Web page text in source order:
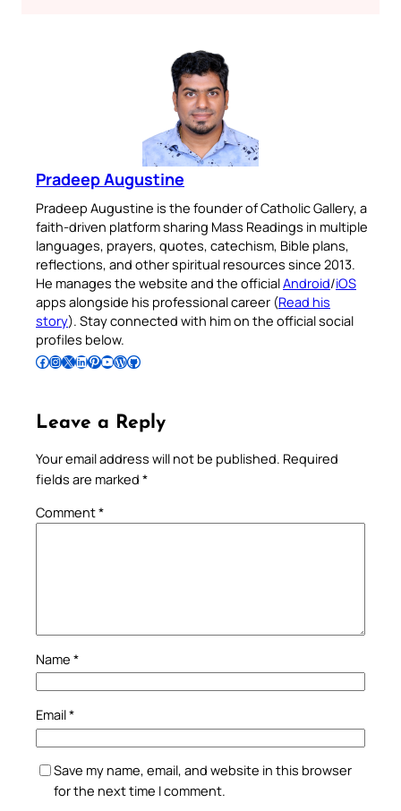
Pradeep Augustine
Pradeep Augustine is the founder of Catholic Gallery, a
faith-driven platform sharing Mass Readings in multiple
languages, prayers, quotes, catechism, Bible plans,
reflections, and other spiritual resources since 2013.
He manages the website and the officialAndroid/iOS
apps alongside his professional career (Read his
story). Stay connected with him on the official social
profiles below.
Follow Pradeep on Facebook Follow Pradeep on InstagramFollow Pradeep on X Follow Pradeep on LinkedIn Follow Pradeep on Pinterest Subscribe to Pradeep’s Youtube Channel Follow Pradeep on WordPress Follow Pradeep on GitHub
Leave a Reply
Your email address will not be published. Required
fields are marked *
Comment*
Name *
Email*
Save my name, email, and website in this browser
for the next time I comment.